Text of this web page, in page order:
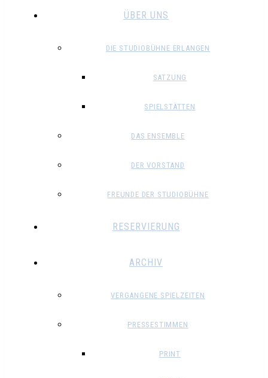
ÜBER UNS
DIE STUDIOBÜHNE ERLANGEN
SATZUNG
SPIELSTÄTTEN
DAS ENSEMBLE
DER VORSTAND
FREUNDE DER STUDIOBÜHNE
RESERVIERUNG
ARCHIV
VERGANGENE SPIELZEITEN
PRESSESTIMMEN
PRINT